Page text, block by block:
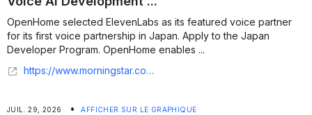
OpenHome selected ElevenLabs as its featured voice partner
for its first voice partnership in Japan. Apply to the Japan
Developer Program. OpenHome enables ...
https://www.morningstar.com/news/business-wire/20260727859176/openhome-and-elevenlabs-partner-to-grow-voice-ai-development-in-japan
JUIL. 29, 2026 • AFFICHER SUR LE GRAPHIQUE